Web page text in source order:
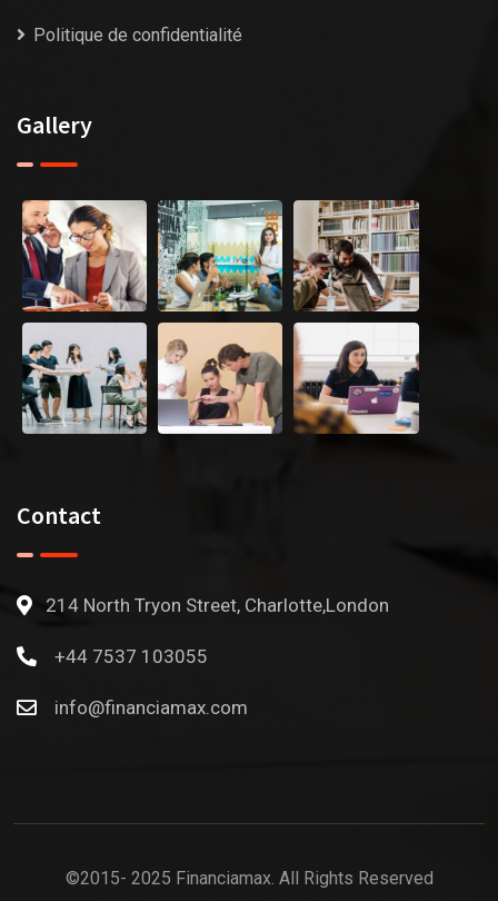
Politique de confidentialité
Gallery
Contact
214 North Tryon Street, Charlotte,London
+44 7537 103055
info@financiamax.com
©2015- 2025 Financiamax. All Rights Reserved